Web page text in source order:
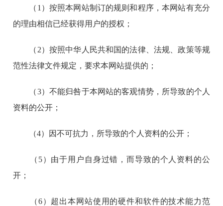
（1）按照本网站制订的规则和程序，本网站有充分
的理由相信已经获得用户的授权；
（2）按照中华人民共和国的法律、法规、政策等规
范性法律文件规定，要求本网站提供的；
（3）不能归咎于本网站的客观情势，所导致的个人
资料的公开；
（4）因不可抗力，所导致的个人资料的公开；
（5）由于用户自身过错，而导致的个人资料的公
开；
（6）超出本网站使用的硬件和软件的技术能力范